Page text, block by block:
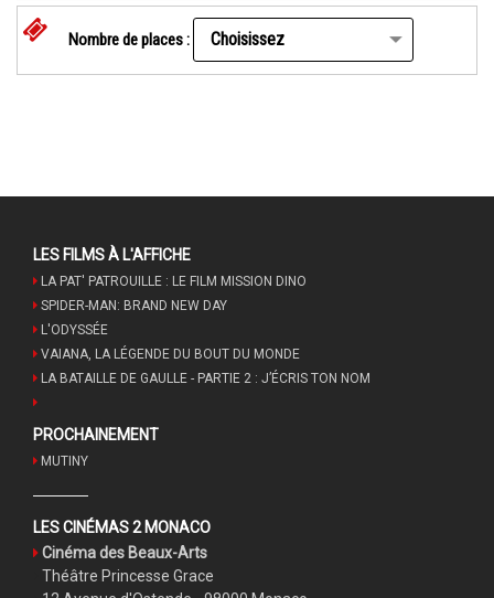
Nombre de places :
LES FILMS À L'AFFICHE
LA PAT' PATROUILLE : LE FILM MISSION DINO
SPIDER-MAN: BRAND NEW DAY
L'ODYSSÉE
VAIANA, LA LÉGENDE DU BOUT DU MONDE
LA BATAILLE DE GAULLE - PARTIE 2 : J’ÉCRIS TON NOM
PROCHAINEMENT
MUTINY
LES CINÉMAS 2 MONACO
Cinéma des Beaux-Arts
Théâtre Princesse Grace